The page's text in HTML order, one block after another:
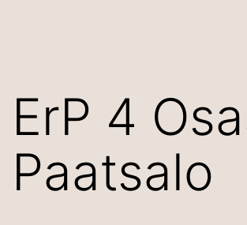
ErP 4
Paatsalo